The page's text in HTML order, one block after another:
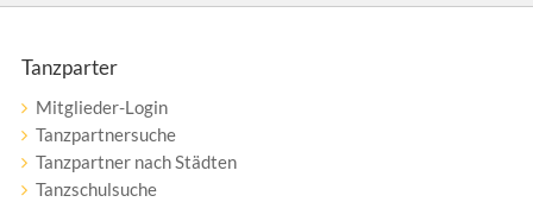
Tanzparter
Mitglieder-Login
Tanzpartnersuche
Tanzpartner nach Städten
Tanzschulsuche